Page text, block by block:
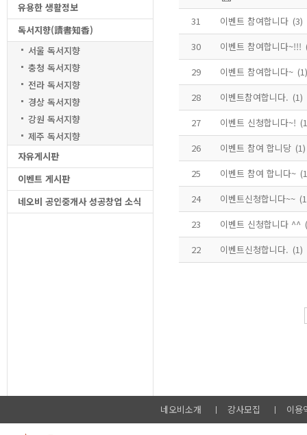
유용한 생활정보
독서지향(讀書知香)
서울 독서지향
충청 독서지향
전라 독서지향
경상 독서지향
강원 독서지향
제주 독서지향
자유게시판
이벤트 게시판
네오비 공인중개사 성공창업 소식
31 이벤트 참여합니다 (3)
30
이벤트 참여합니다~!!!
29
이벤트 참여합니다~ (1)
28
이벤트참여합니다. (1)
27
이벤트 신청합니다~!
26
이벤트 참여 합니당 (1)
25
이벤트 참여 합니다~
24
이벤트신청합니다~~
23
이벤트 신청합니다 ^^
22
이벤트신청합니다. (1)
네오비소개 강사모집 이용